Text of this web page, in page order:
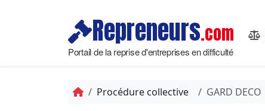
Repreneurs.com
Portail de la reprise d'entreprises en difficulté
Procédure collective GARD DECO